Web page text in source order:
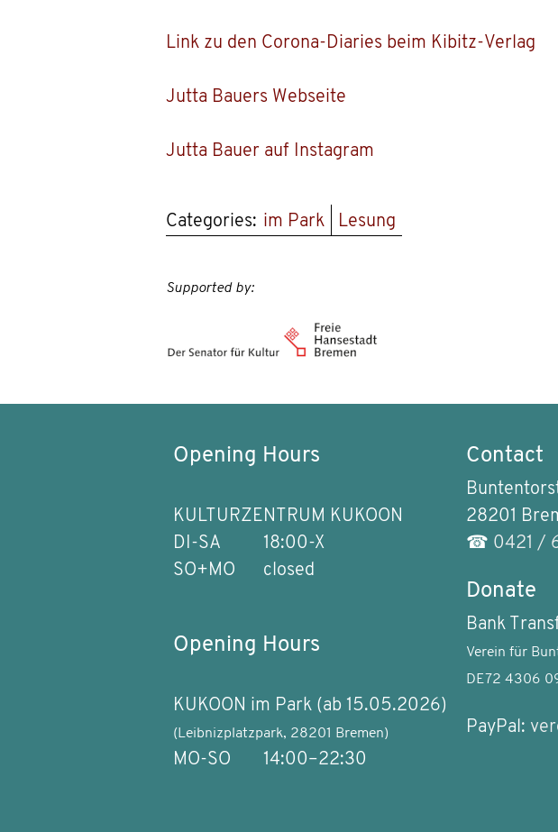
Link zu den Corona-Diaries beim Kibitz-Verlag
Jutta Bauers Webseite
Jutta Bauer auf Instagram
Categories: im Park Lesung
Supported by:
Opening Hours
KULTURZENTRUM KUKOON
DI-SA
18:00-X
SO+MO
closed
Opening Hours
KUKOON im Park (ab 15.05.2026)
(Leibnizplatzpark, 28201 Bremen)
MO-SO 14:00–22:30
Contact
28201
☎ 0421 /
Donate
Bank
Verein für
DE72 4306
PayPal: